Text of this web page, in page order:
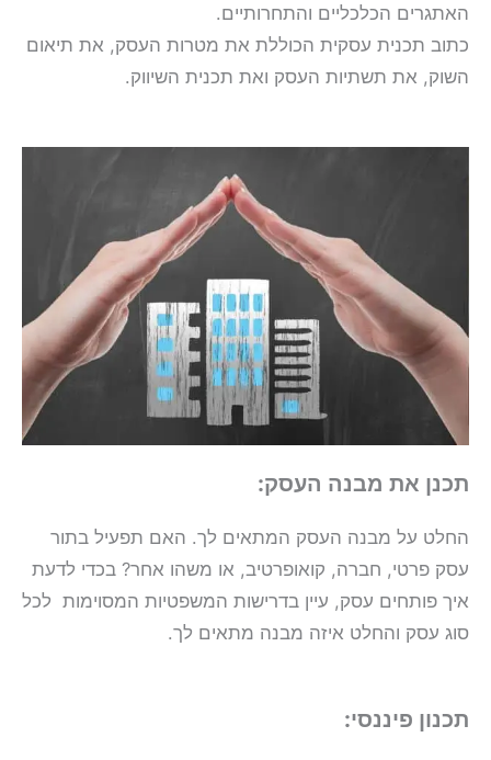
האתגרים הכלכליים והתחרותיים.
כתוב תכנית עסקית הכוללת את מטרות העסק, את תיאום
השוק, את תשתיות העסק ואת תכנית השיווק.
תכנן את מבנה העסק:
החלט על מבנה העסק המתאים לך. האם תפעיל בתור
עסק פרטי, חברה, קואופרטיב, או משהו אחר? בכדי לדעת
איך פותחים עסק, עיין בדרישות המשפטיות המסוימות לכל
סוג עסק והחלט איזה מבנה מתאים לך.
תכנון פיננסי: